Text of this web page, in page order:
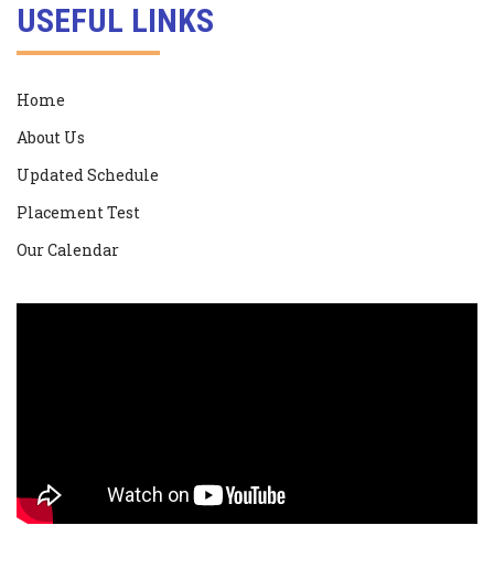
USEFUL LINKS
Home
About Us
Updated Schedule
Placement Test
Our Calendar